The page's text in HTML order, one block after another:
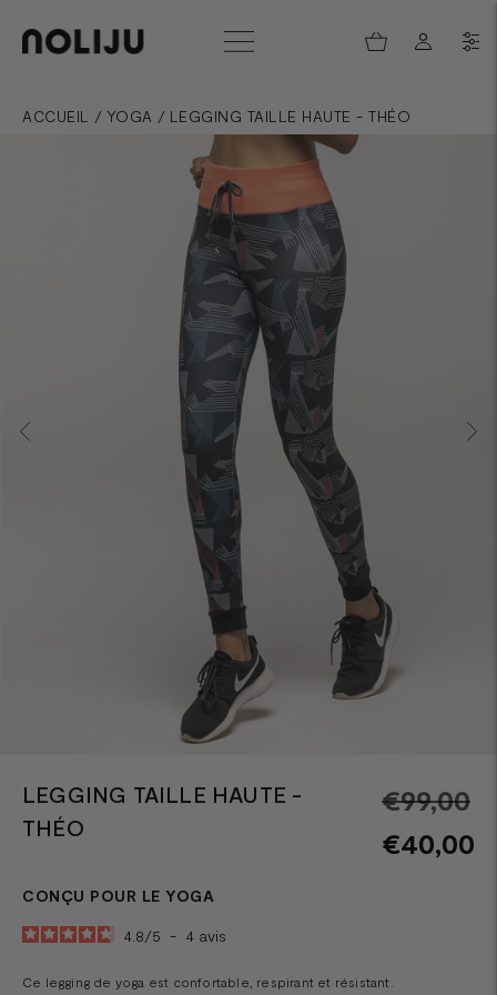
ACCUEIL / YOGA / LEGGING TAILLE HAUTE - THÉO
LEGGING TAILLE HAUTE -
THÉO
€99,00
€40,00
CONÇU POUR LE YOGA
4.8/5 - 4 avis
Ce legging de yoga est confortable, respirant et résistant.